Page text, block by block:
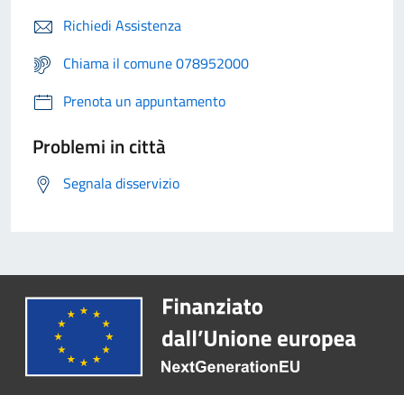
Richiedi Assistenza
Chiama il comune 078952000
Prenota un appuntamento
Problemi in città
Segnala disservizio